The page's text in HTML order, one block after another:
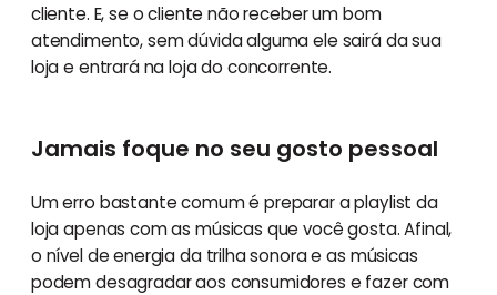
cliente. E, se o cliente não receber um bom
atendimento, sem dúvida alguma ele sairá da sua
loja e entrará na loja do concorrente.
Jamais foque no seu gosto pessoal
Um erro bastante comum é preparar a playlist da
loja apenas com as músicas que você gosta. Afinal,
o nível de energia da trilha sonora e as músicas
podem desagradar aos consumidores e fazer com